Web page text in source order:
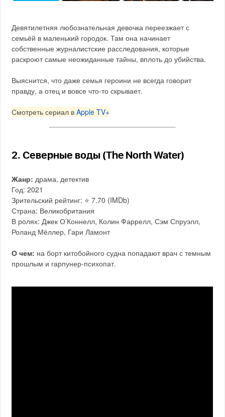
Девятилетняя любознательная девочка переезжает с
семьёй в маленький городок. Там она начинает
собственные журналистские расследования, которые
раскроют самые неожиданные тайны, вплоть до убийства.
Выяснится, что даже семья героини не всегда говорит
правду, а отец и вовсе что-то скрывает.
Смотреть сериал вApple TV+
2. Северные воды (The North Water)
Жанр: драма, детектив
Год: 2021
Зрительский рейтинг: ⭐️ 7.70 (IMDb)
Страна: Великобритания
В ролях: Джек О’Коннелл, Колин Фаррелл, Сэм Спруэлл,
Роланд Мёллер, Гари Ламонт
О чем: на борт китобойного судна попадают врач с темным
прошлым и гарпунер-психопат.